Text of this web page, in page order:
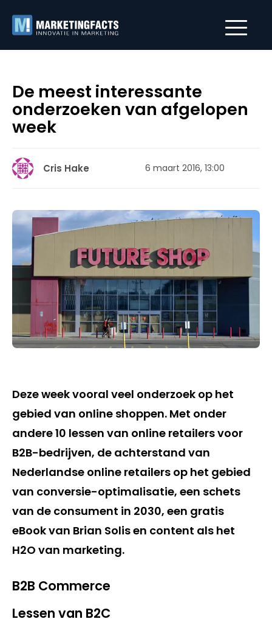
De meest interessante
onderzoeken van afgelopen
week
Cris Hake 6 maart 2016, 13:00
Deze week vooral veel onderzoek op het
gebied van online shoppen. Met onder
andere 10 lessen van online retailers voor
B2B-bedrijven, de achterstand van
Nederlandse online retailers op het gebied
van conversie-optimalisatie, een schets
van de consument in 2030, een gratis
eBook van Brian Solis en content als het
H2O van marketing.
B2B Commerce
Lessen van B2C